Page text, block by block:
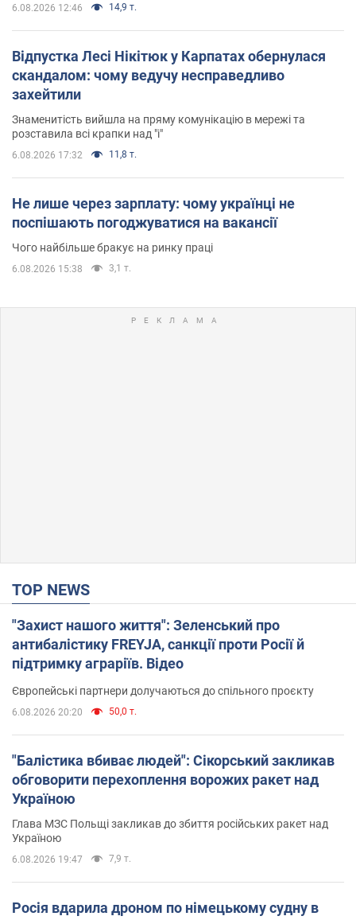
6.08.2026 12:46 14,9 т.
Відпустка Лесі Нікітюк у Карпатах обернулася
скандалом: чому ведучу несправедливо
захейтили
Знаменитість вийшла на пряму комунікацію в мережі та
розставила всі крапки над "і"
6.08.2026 17:32 11,8 т.
Не лише через зарплату: чому українці не
поспішають погоджуватися на вакансії
Чого найбільше бракує на ринку праці
6.08.2026 15:38 3,1 т.
TOP NEWS
"Захист нашого життя": Зеленський про
антибалістику FREYJA, санкції проти Росії й
підтримку аграріїв. Відео
Європейські партнери долучаються до спільного проєкту
6.08.2026 20:20 50,0 т.
"Балістика вбиває людей": Сікорський закликав
обговорити перехоплення ворожих ракет над
Україною
Глава МЗС Польщі закликав до збиття російських ракет над
Україною
6.08.2026 19:47 7,9 т.
Росія вдарила дроном по німецькому судну в